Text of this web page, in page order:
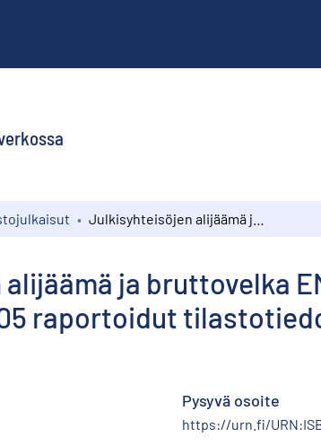
ja bruttovelka
raportoidut
Pysyvä osoite
https://urn.fi/